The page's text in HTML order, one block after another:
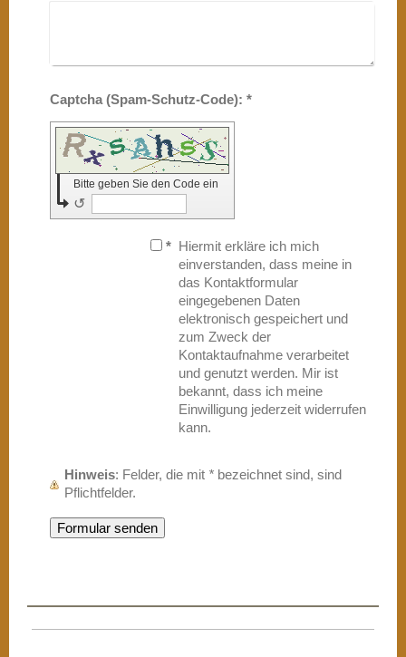
Captcha (Spam-Schutz-Code): *
Bitte geben Sie den Code ein
↺
* Hiermit erkläre ich mich
einverstanden, dass meine in
das Kontaktformular
eingegebenen Daten
elektronisch gespeichert und
zum Zweck der
Kontaktaufnahme verarbeitet
und genutzt werden. Mir ist
bekannt, dass ich meine
Einwilligung jederzeit widerrufen
kann.
Hinweis : Felder, die mit * bezeichnet sind, sind
Pflichtfelder.